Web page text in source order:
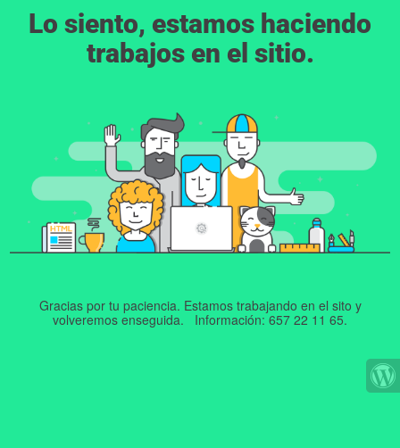
Lo siento, estamos haciendo
trabajos en el sitio.
Gracias por tu paciencia. Estamos trabajando en el sito y
volveremos enseguida. Información: 657 22 11 65.